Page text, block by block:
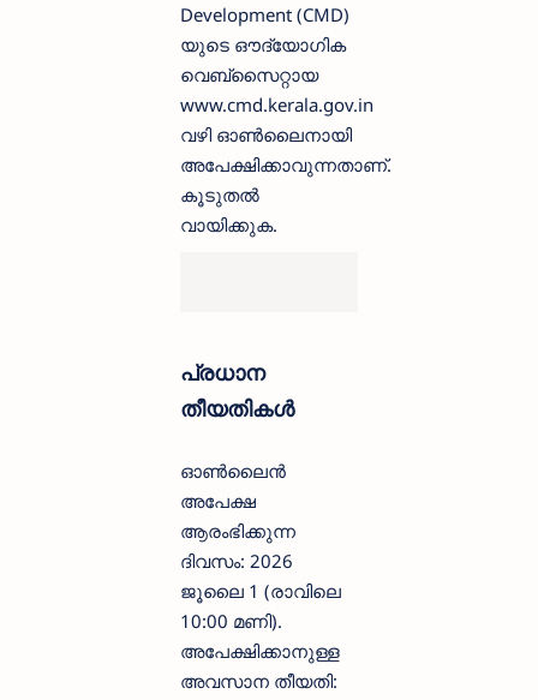
Development (CMD)
യുടെ ഔദ്യോഗിക
വെബ്സൈറ്റായ
www.cmd.kerala.gov.in
വഴി ഓൺലൈനായി
അപേക്ഷിക്കാവുന്നതാണ്.
കൂടുതൽ
വായിക്കുക.
പ്രധാന
തീയതികൾ
ഓൺലൈൻ
അപേക്ഷ
ആരംഭിക്കുന്ന
ദിവസം: 2026
ജൂലൈ 1 (രാവിലെ
10:00 മണി).
അപേക്ഷിക്കാനുള്ള
അവസാന തീയതി: